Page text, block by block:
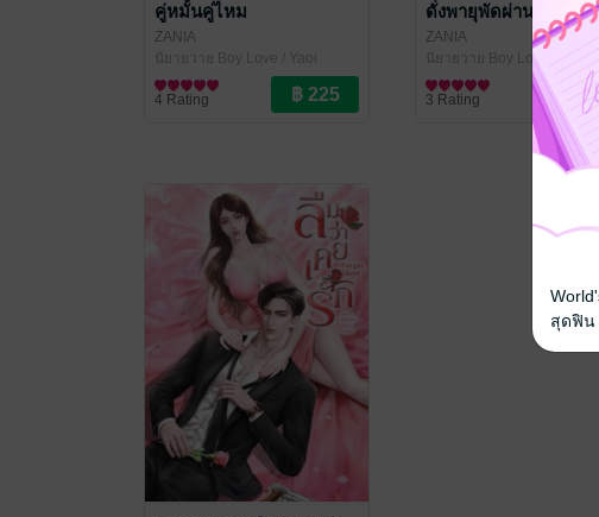
คู่หมั้นคู่ไหม
ZANIA
นิยายวาย Boy Love / Yaoi
4 Rating
ดั่งพายุพัดผ่าน เล่ม 1
ZANIA
นิยายวาย Boy Love / Yaoi
3 Rating
สุดฟิน